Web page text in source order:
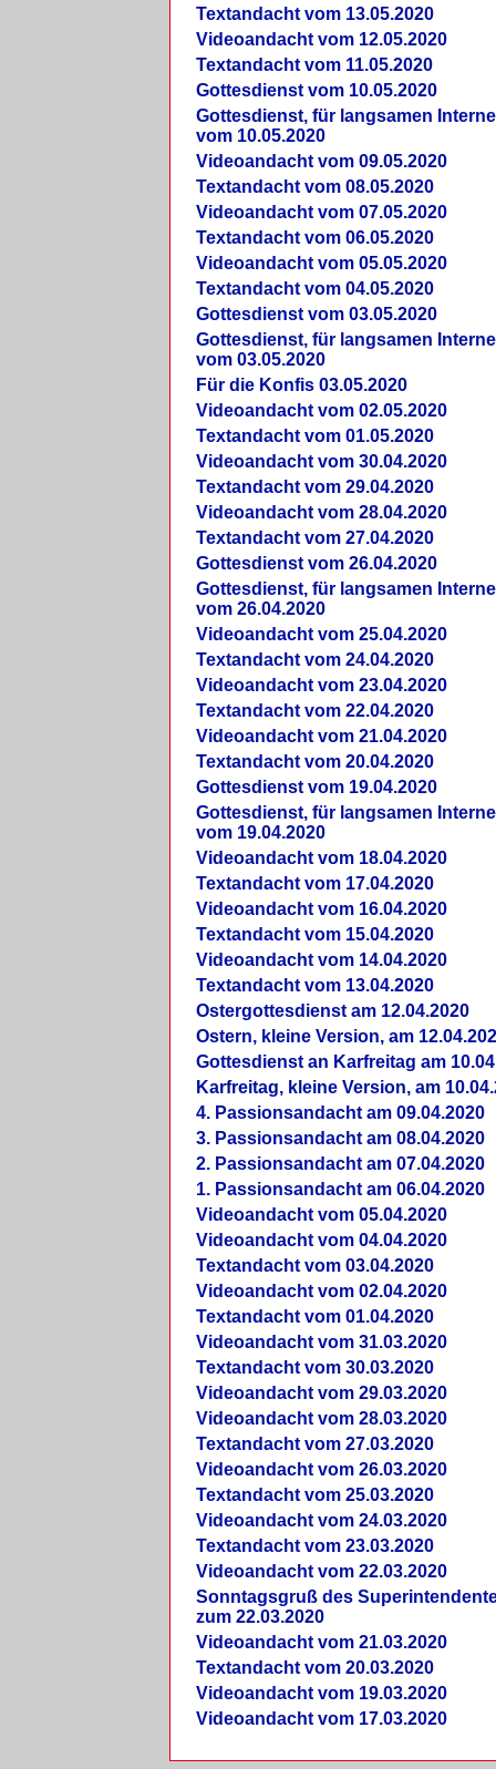
Textandacht vom 13.05.2020
Videoandacht vom 12.05.2020
Textandacht vom 11.05.2020
Gottesdienst vom 10.05.2020
Gottesdienst, für langsamen
vom 10.05.2020
Videoandacht vom 09.05.2020
Textandacht vom 08.05.2020
Videoandacht vom 07.05.2020
Textandacht vom 06.05.2020
Videoandacht vom 05.05.2020
Textandacht vom 04.05.2020
Gottesdienst vom 03.05.2020
Gottesdienst, für langsamen
vom 03.05.2020
Für die Konfis 03.05.2020
Videoandacht vom 02.05.2020
Textandacht vom 01.05.2020
Videoandacht vom 30.04.2020
Textandacht vom 29.04.2020
Videoandacht vom 28.04.2020
Textandacht vom 27.04.2020
Gottesdienst vom 26.04.2020
Gottesdienst, für langsamen
vom 26.04.2020
Videoandacht vom 25.04.2020
Textandacht vom 24.04.2020
Videoandacht vom 23.04.2020
Textandacht vom 22.04.2020
Videoandacht vom 21.04.2020
Textandacht vom 20.04.2020
Gottesdienst vom 19.04.2020
Gottesdienst, für langsamen
vom 19.04.2020
Videoandacht vom 18.04.2020
Textandacht vom 17.04.2020
Videoandacht vom 16.04.2020
Textandacht vom 15.04.2020
Videoandacht vom 14.04.2020
Textandacht vom 13.04.2020
Ostergottesdienst am 12.04.2020
Ostern, kleine Version, am
Gottesdienst an Karfreitag am
Karfreitag, kleine Version, am
4. Passionsandacht am 09.04.2020
3. Passionsandacht am 08.04.2020
2. Passionsandacht am 07.04.2020
1. Passionsandacht am 06.04.2020
Videoandacht vom 05.04.2020
Videoandacht vom 04.04.2020
Textandacht vom 03.04.2020
Videoandacht vom 02.04.2020
Textandacht vom 01.04.2020
Videoandacht vom 31.03.2020
Textandacht vom 30.03.2020
Videoandacht vom 29.03.2020
Videoandacht vom 28.03.2020
Textandacht vom 27.03.2020
Videoandacht vom 26.03.2020
Textandacht vom 25.03.2020
Videoandacht vom 24.03.2020
Textandacht vom 23.03.2020
Videoandacht vom 22.03.2020
Sonntagsgruß des
zum 22.03.2020
Videoandacht vom 21.03.2020
Textandacht vom 20.03.2020
Videoandacht vom 19.03.2020
Videoandacht vom 17.03.2020